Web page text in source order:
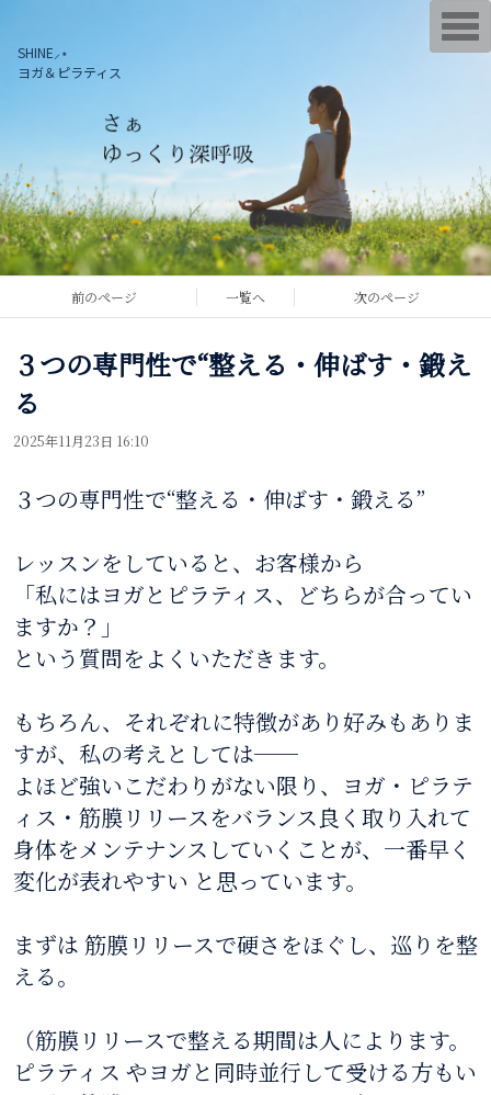
SHINE⸝⋆
ヨガ＆ピラティス
前のページ 一覧へ 次のページ
３つの専門性で“整える・伸ばす・鍛え
る
2025年11月23日 16:10
３つの専門性で“整える・伸ばす・鍛える”
レッスンをしていると、お客様から
「私にはヨガとピラティス、どちらが合ってい
ますか？」
という質問をよくいただきます。
もちろん、それぞれに特徴があり好みもありま
すが、私の考えとしては──
よほど強いこだわりがない限り、ヨガ・ピラテ
ィス・筋膜リリースをバランス良く取り入れて
身体をメンテナンスしていくことが、一番早く
変化が表れやすい と思っています。
まずは 筋膜リリースで硬さをほぐし、巡りを整
える。
（筋膜リリースで整える期間は人によります。
ピラティス やヨガと同時並行して受ける方もい
T
o
g
a
t
i
o
n